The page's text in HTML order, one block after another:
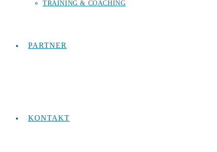
TRAINING & COACHING
PARTNER
KONTAKT